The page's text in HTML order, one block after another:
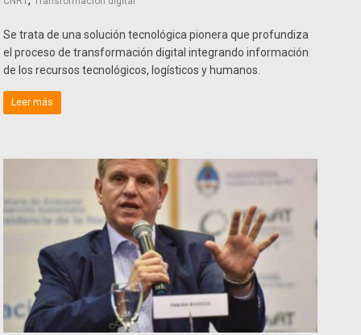
Se trata de una solución tecnológica pionera que profundiza
el proceso de transformación digital integrando información
de los recursos tecnológicos, logísticos y humanos.
Leer más